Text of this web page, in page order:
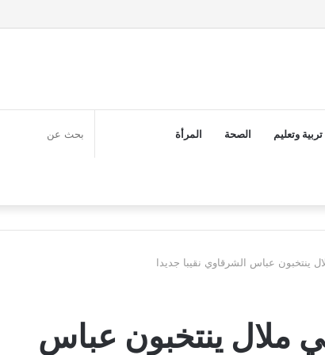
تربية وتعليم الصحة المرأة
ينتخبون عباس الشرقاوي نقيبا جديدا
ملال ينتخبون عباس